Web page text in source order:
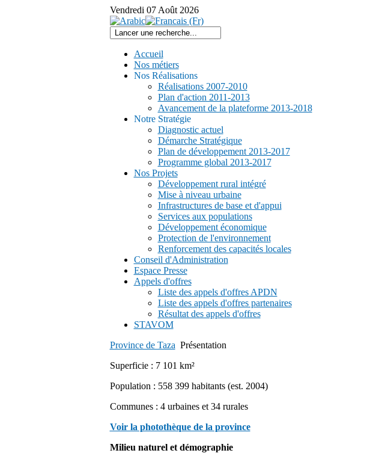
Vendredi 07 Août 2026
Accueil
Nos métiers
Nos Réalisations
Réalisations 2007-2010
Plan d'action 2011-2013
Avancement de la plateforme 2013-2018
Notre Stratégie
Diagnostic actuel
Démarche Stratégique
Plan de développement 2013-2017
Programme global 2013-2017
Nos Projets
Développement rural intégré
Mise à niveau urbaine
Infrastructures de base et d'appui
Services aux populations
Développement économique
Protection de l'environnement
Renforcement des capacités locales
Conseil d'Administration
Espace Presse
Appels d'offres
Liste des appels d'offres APDN
Liste des appels d'offres partenaires
Résultat des appels d'offres
STAVOM
Province de Taza Présentation
Superficie : 7 101 km²
Population : 558 399 habitants (est. 2004)
Communes : 4 urbaines et 34 rurales
Voir la photothèque de la province
Milieu naturel et démographie